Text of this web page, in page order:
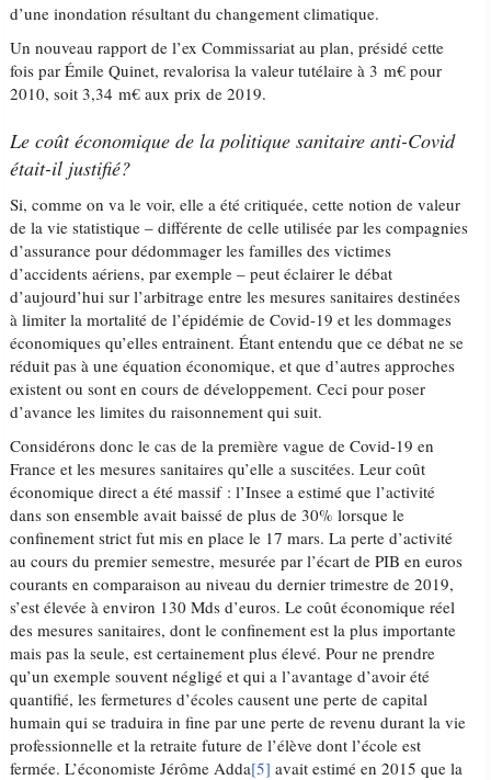
d’une inondation résultant du changement climatique.
Un nouveau rapport de l’ex Commissariat au plan, présidé cette
fois par Émile Quinet, revalorisa la valeur tutélaire à 3 m€ pour
2010, soit 3,34 m€ aux prix de 2019.
Le coût économique de la politique sanitaire anti-Covid
était-il justifié?
Si, comme on va le voir, elle a été critiquée, cette notion de valeur
de la vie statistique – différente de celle utilisée par les compagnies
d’assurance pour dédommager les familles des victimes
d’accidents aériens, par exemple – peut éclairer le débat
d’aujourd’hui sur l’arbitrage entre les mesures sanitaires destinées
à limiter la mortalité de l’épidémie de Covid-19 et les dommages
économiques qu’elles entrainent. Étant entendu que ce débat ne se
réduit pas à une équation économique, et que d’autres approches
existent ou sont en cours de développement. Ceci pour poser
d’avance les limites du raisonnement qui suit.
Considérons donc le cas de la première vague de Covid-19 en
France et les mesures sanitaires qu’elle a suscitées. Leur coût
économique direct a été massif : l’Insee a estimé que l’activité
dans son ensemble avait baissé de plus de 30% lorsque le
confinement strict fut mis en place le 17 mars. La perte d’activité
au cours du premier semestre, mesurée par l’écart de PIB en euros
courants en comparaison au niveau du dernier trimestre de 2019,
s’est élevée à environ 130 Mds d’euros. Le coût économique réel
des mesures sanitaires, dont le confinement est la plus importante
mais pas la seule, est certainement plus élevé. Pour ne prendre
qu’un exemple souvent négligé et qui a l’avantage d’avoir été
quantifié, les fermetures d’écoles causent une perte de capital
humain qui se traduira in fine par une perte de revenu durant la vie
professionnelle et la retraite future de l’élève dont l’école est
fermée. L’économiste Jérôme Adda[5] avait estimé en 2015 que la